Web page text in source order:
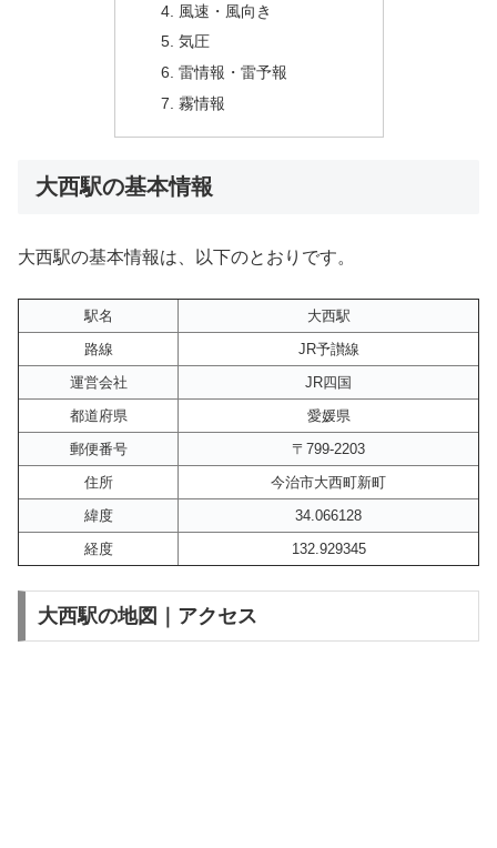
風速・風向き
気圧
雷情報・雷予報
霧情報
大西駅の基本情報
大西駅の基本情報は、以下のとおりです。
駅名
大西駅
路線
JR予讃線
運営会社
JR四国
都道府県
愛媛県
郵便番号
〒799-2203
住所
今治市大西町新町
緯度
34.066128
経度
132.929345
大西駅の地図｜アクセス